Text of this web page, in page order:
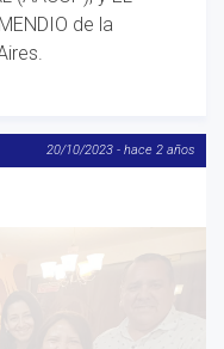
(AACOP), y EL
de la
20/10/2023 - hace 2 años